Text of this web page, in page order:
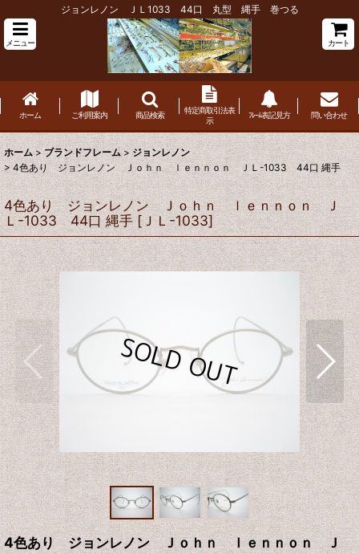
ジョンレノン ＪＬ1033 44口 丸型 縄手 巻つる
メニュー カート
ホーム ご利用案内 商品検索
特定商取引法表
示
ﾌﾚｰﾑ表記見方 問い合わせ
ホーム > ブランドフレーム > ジョンレノン
> 4色あり ジョンレノン Ｊｏｈｎ ｌｅｎｎｏｎ ＪＬ-1033 44口 縄手
4色あり ジョンレノン Ｊｏｈｎ ｌｅｎｎｏｎ Ｊ
Ｌ-1033 44口 縄手 [ＪＬ-1033]
4色あり ジョンレノン Ｊｏｈｎ ｌｅｎｎｏｎ Ｊ